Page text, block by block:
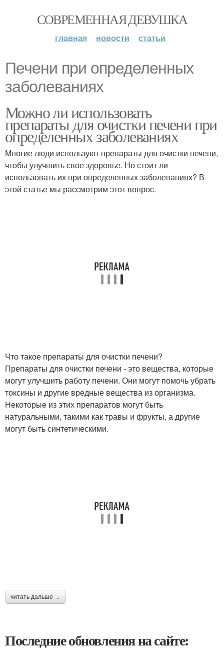
СОВРЕМЕННАЯ ДЕВУШКА
главная новости статьи
Печени при определенных
заболеваниях
Можно ли использовать
препараты для очистки печени при
определенных заболеваниях
Многие люди используют препараты для очистки печени,
чтобы улучшить свое здоровье. Но стоит ли
использовать их при определенных заболеваниях? В
этой статье мы рассмотрим этот вопрос.
Что такое препараты для очистки печени?
Препараты для очистки печени - это вещества, которые
могут улучшить работу печени. Они могут помочь убрать
токсины и другие вредные вещества из организма.
Некоторые из этих препаратов могут быть
натуральными, такими как травы и фрукты, а другие
могут быть синтетическими.
читать дальше →
Последние обновления на сайте: